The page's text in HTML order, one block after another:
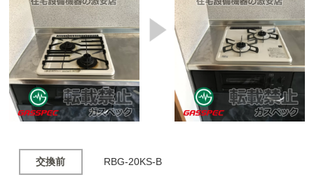
交換前 RBG-20KS-B